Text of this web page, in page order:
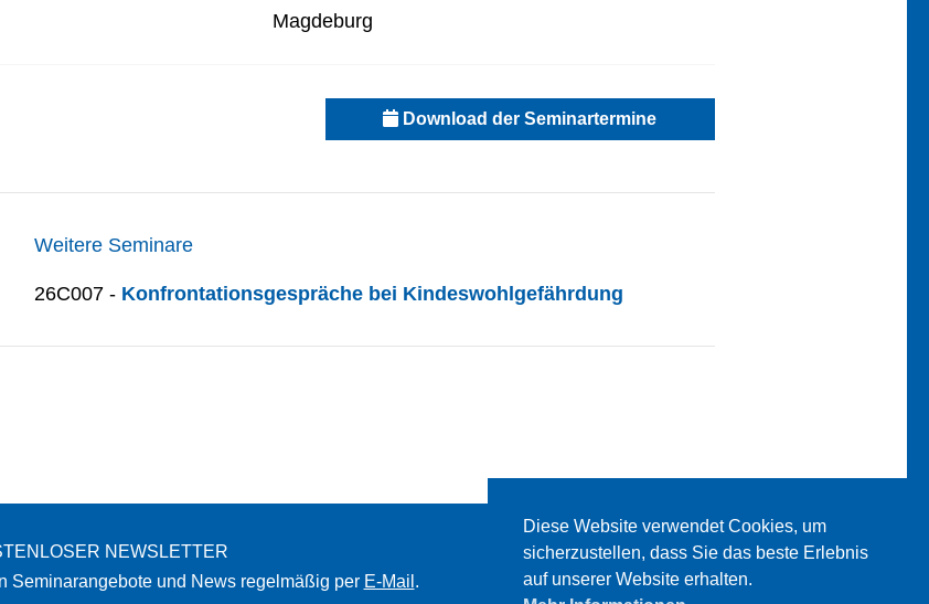
Magdeburg
Download der Seminartermine
Weitere Seminare
26C007 - Konfrontationsgespräche bei Kindeswohlgefährdung
NEWSLETTER
Seminarangebote und News regelmäßig per E-Mail .
Diese Website verwendet Cookies, um
sicherzustellen, dass Sie das beste Erlebnis
auf unserer Website erhalten.